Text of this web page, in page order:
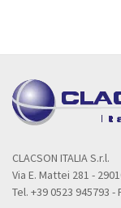
CLACSON ITALIA S.r.l.
Via E. Mattei 281 -
Tel. +39 0523 945793 -